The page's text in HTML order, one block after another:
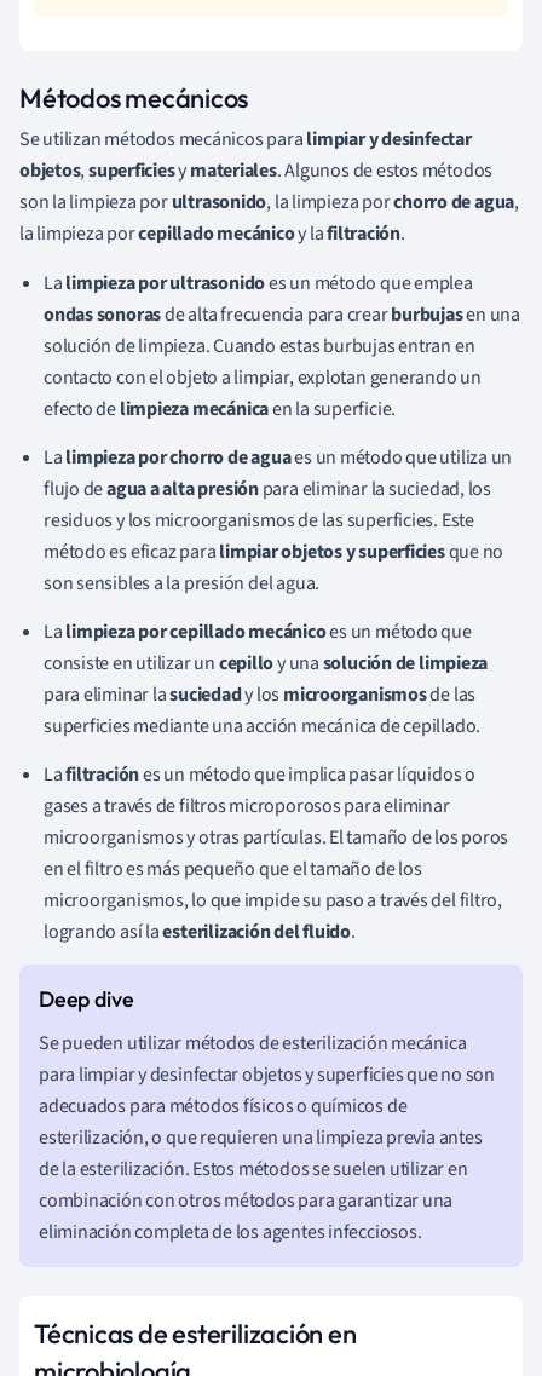
Métodos mecánicos
Se utilizan métodos mecánicos paralimpiar y desinfectar
objetos,superficiesymateriales. Algunos de estos métodos
son la limpieza porultrasonido, la limpieza porchorro de agua,
la limpieza porcepillado mecánicoy lafiltración.
Lalimpieza por ultrasonidoes un método que emplea
ondas sonorasde alta frecuencia para crearburbujasen una
solución de limpieza. Cuando estas burbujas entran en
contacto con el objeto a limpiar, explotan generando un
efecto delimpieza mecánicaen la superficie.
Lalimpieza por chorro de aguaes un método que utiliza un
flujo deagua a alta presiónpara eliminar la suciedad, los
residuos y los microorganismos de las superficies. Este
método es eficaz paralimpiar objetos y superficiesque no
son sensibles a la presión del agua.
Lalimpieza por cepillado mecánicoes un método que
consiste en utilizar uncepilloy unasolución de limpieza
para eliminar lasuciedady losmicroorganismosde las
superficies mediante una acción mecánica de cepillado.
Lafiltraciónes un método que implica pasar líquidos o
gases a través de filtros microporosos para eliminar
microorganismos y otras partículas. El tamaño de los poros
en el filtro es más pequeño que el tamaño de los
microorganismos, lo que impide su paso a través del filtro,
logrando así laesterilización del fluido.
Se pueden utilizar métodos de esterilización mecánica
para limpiar y desinfectar objetos y superficies que no son
adecuados para métodos físicos o químicos de
esterilización, o que requieren una limpieza previa antes
de la esterilización. Estos métodos se suelen utilizar en
combinación con otros métodos para garantizar una
eliminación completa de los agentes infecciosos.
Técnicas de esterilización en